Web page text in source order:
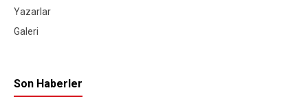
Yazarlar
Galeri
Son Haberler